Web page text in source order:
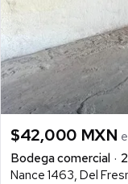
$42,000 MXN
Bodega comercial
Nance 1463, Del